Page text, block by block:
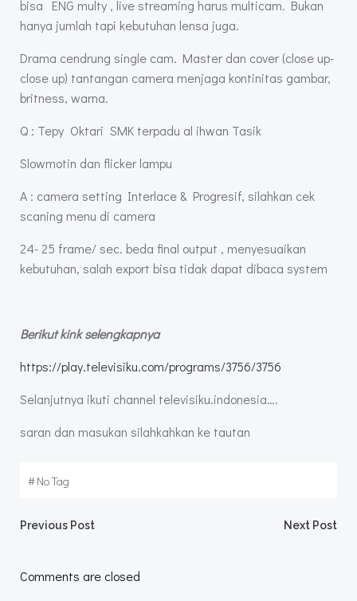
bisa ENG multy , live streaming harus multicam. Bukan
hanya jumlah tapi kebutuhan lensa juga.
Drama cendrung single cam. Master dan cover (close up-
close up) tantangan camera menjaga kontinitas gambar,
britness, warna.
Q : Tepy Oktari SMK terpadu al ihwan Tasik
Slowmotin dan flicker lampu
A : camera setting Interlace & Progresif, silahkan cek
scaning menu di camera
24- 25 frame/ sec. beda final output , menyesuaikan
kebutuhan, salah export bisa tidak dapat dibaca system
Berikut kink selengkapnya
https://play.televisiku.com/programs/3756/3756
Selanjutnya ikuti channel televisiku.indonesia….
saran dan masukan silahkahkan ke tautan
#No Tag
Post
navigation
Previous Post Next Post
Comments are closed